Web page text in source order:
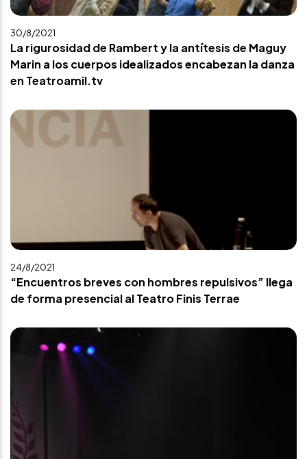
30/8/2021
La rigurosidad de Rambert y la antítesis de Maguy
Marin a los cuerpos idealizados encabezan la danza
en Teatroamil.tv
24/8/2021
“Encuentros breves con hombres repulsivos” llega
de forma presencial al Teatro Finis Terrae